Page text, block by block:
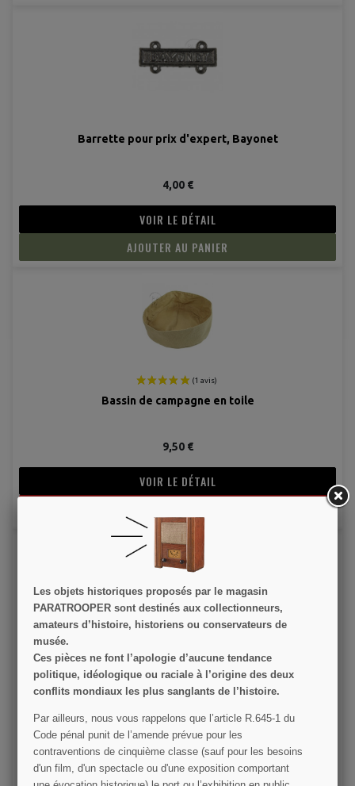
Barrette pour prix d'expert, Bayonet
4,00 €
VOIR LE DÉTAIL
AJOUTER AU PANIER
Bassin de campagne en toile
9,50 €
VOIR LE DÉTAIL
Béret amarante de parachutiste
VOIR LE DÉTAIL
AJOUTER AU PANIER
Les objets historiques proposés par le magasin
PARATROOPER sont destinés aux collectionneurs,
amateurs d’histoire, historiens ou conservateurs de
musée.
Ces pièces ne font l’apologie d’aucune tendance
politique, idéologique ou raciale à l’origine des deux
conflits mondiaux les plus sanglants de l’histoire.
Par ailleurs, nous vous rappelons que l’article R.645­-1 du
Code pénal punit de l’amende prévue pour les
contraventions de cinquième classe (sauf pour les besoins
d'un film, d'un spectacle ou d'une exposition comportant